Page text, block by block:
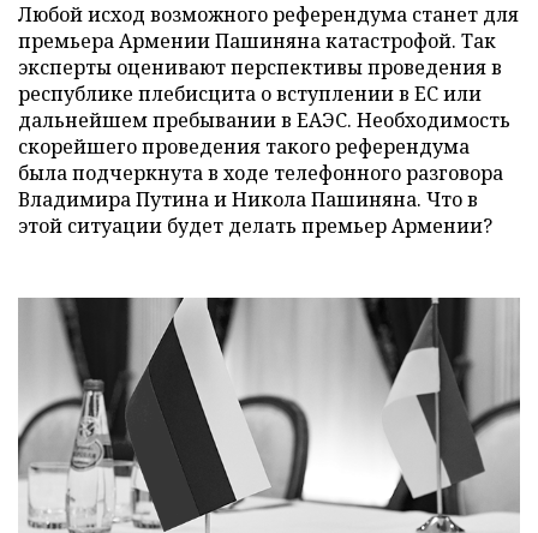
Любой исход возможного референдума станет для
премьера Армении Пашиняна катастрофой. Так
эксперты оценивают перспективы проведения в
республике плебисцита о вступлении в ЕС или
дальнейшем пребывании в ЕАЭС. Необходимость
скорейшего проведения такого референдума
была подчеркнута в ходе телефонного разговора
Владимира Путина и Никола Пашиняна. Что в
этой ситуации будет делать премьер Армении?